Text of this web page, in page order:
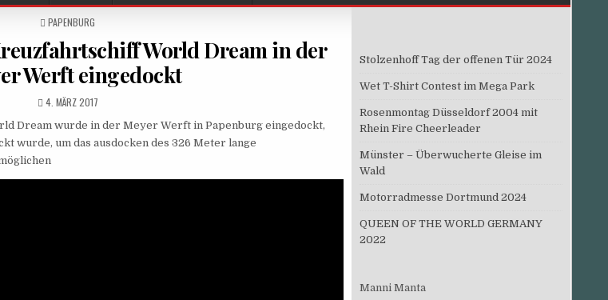
POSTED
PAPENBURG
World Dream in der
Werft eingedockt
PUBLISHED
4. MÄRZ 2017
Dream wurde in der Meyer Werft in Papenburg eingedockt,
wurde, um das ausdocken des 326 Meter lange
Stolzenhoff Tag der offenen Tür 2024
Wet T-Shirt Contest im Mega Park
Rosenmontag Düsseldorf 2004 mit
Rhein Fire Cheerleader
Münster – Überwucherte Gleise im
Wald
Motorradmesse Dortmund 2024
QUEEN OF THE WORLD GERMANY
2022
Manni Manta